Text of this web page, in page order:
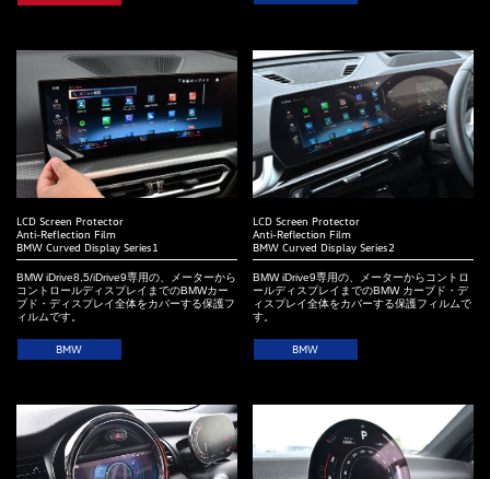
LCD Screen Protector
Anti-Reflection Film
BMW Curved Display Series1
BMW iDrive8.5/iDrive9専用の、メーターから
コントロールディスプレイまでのBMWカー
ブド・ディスプレイ全体をカバーする保護フ
ィルムです。
BMW
LCD Screen Protector
Anti-Reﬂection Film
BMW Curved Display Series2
BMW iDrive9専用の、メーターからコントロ
ールディスプレイまでのBMW カーブド・デ
ィスプレイ全体をカバーする保護フィルムで
す。
BMW